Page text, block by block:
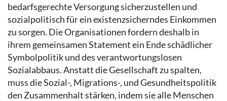
bedarfsgerechte Versorgung sicherzustellen und
sozialpolitisch für ein existenzsicherndes Einkommen
zu sorgen. Die Organisationen fordern deshalb in
ihrem gemeinsamen Statement ein Ende schädlicher
Symbolpolitik und des verantwortungslosen
Sozialabbaus. Anstatt die Gesellschaft zu spalten,
muss die Sozial-, Migrations-, und Gesundheitspolitik
den Zusammenhalt stärken, indem sie alle Menschen